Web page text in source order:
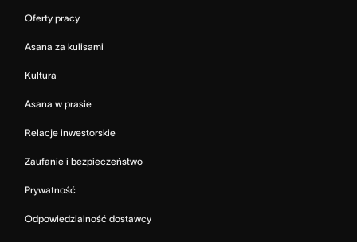
Oferty pracy
Asana za kulisami
Kultura
Asana w prasie
Relacje inwestorskie
Zaufanie i bezpieczeństwo
Prywatność
Odpowiedzialność dostawcy